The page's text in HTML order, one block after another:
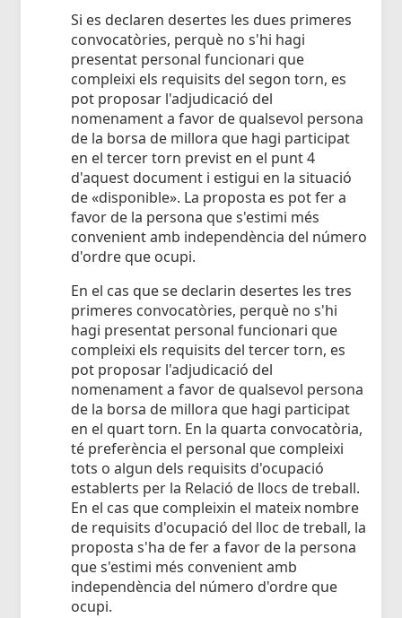
Si es declaren desertes les dues primeres
convocatòries, perquè no s'hi hagi
presentat personal funcionari que
compleixi els requisits del segon torn, es
pot proposar l'adjudicació del
nomenament a favor de qualsevol persona
de la borsa de millora que hagi participat
en el tercer torn previst en el punt 4
d'aquest document i estigui en la situació
de «disponible». La proposta es pot fer a
favor de la persona que s'estimi més
convenient amb independència del número
d'ordre que ocupi.
En el cas que se declarin desertes les tres
primeres convocatòries, perquè no s'hi
hagi presentat personal funcionari que
compleixi els requisits del tercer torn, es
pot proposar l'adjudicació del
nomenament a favor de qualsevol persona
de la borsa de millora que hagi participat
en el quart torn. En la quarta convocatòria,
té preferència el personal que compleixi
tots o algun dels requisits d'ocupació
establerts per la Relació de llocs de treball.
En el cas que compleixin el mateix nombre
de requisits d'ocupació del lloc de treball, la
proposta s'ha de fer a favor de la persona
que s'estimi més convenient amb
independència del número d'ordre que
ocupi.